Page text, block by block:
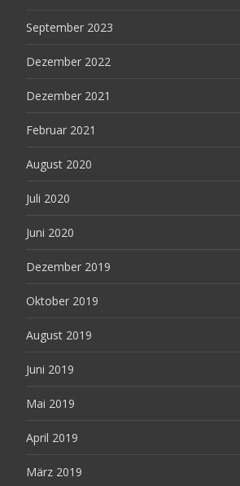
September 2023
Dezember 2022
Dezember 2021
Februar 2021
August 2020
Juli 2020
Juni 2020
Dezember 2019
Oktober 2019
August 2019
Juni 2019
Mai 2019
April 2019
März 2019